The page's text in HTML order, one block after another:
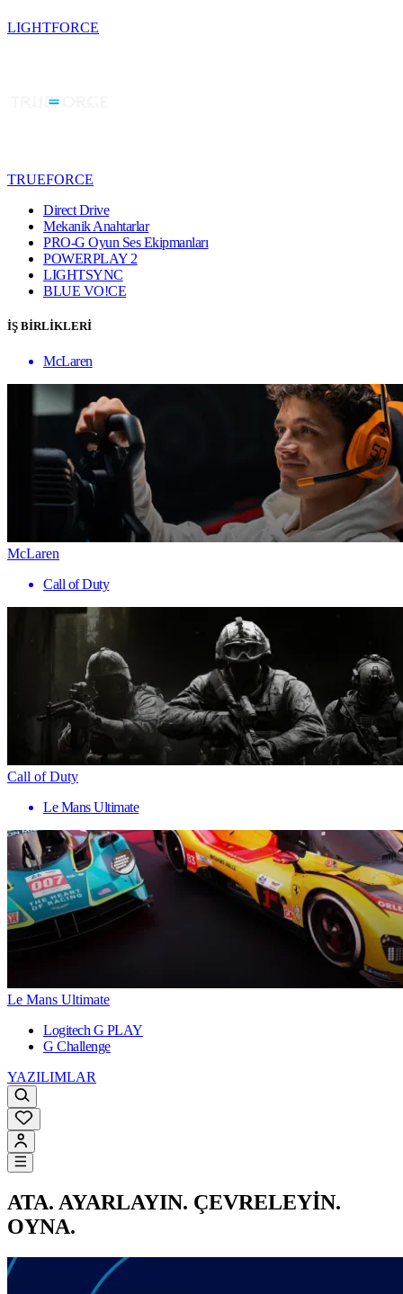
LIGHTFORCE
TRUEFORCE
Direct Drive
Mekanik Anahtarlar
PRO-G Oyun Ses Ekipmanları
POWERPLAY 2
LIGHTSYNC
BLUE VO!CE
İŞ BİRLİKLERİ
McLaren
McLaren
Call of Duty
Call of Duty
Le Mans Ultimate
Le Mans Ultimate
Logitech G PLAY
G Challenge
YAZILIMLAR
ATA. AYARLAYIN. ÇEVRELEYİN.
OYNA.